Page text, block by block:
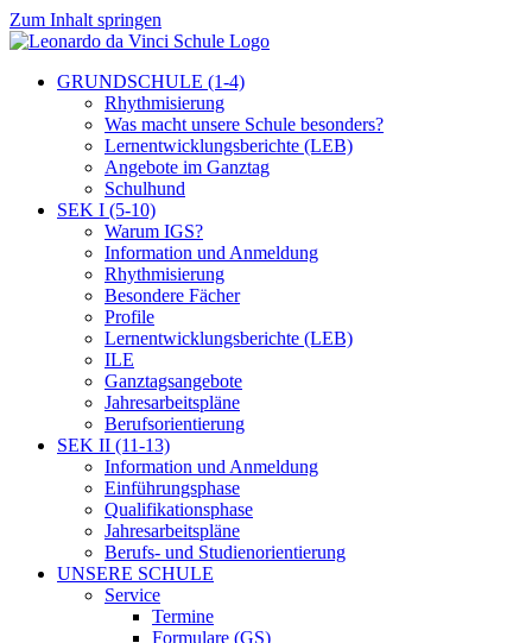
Zum Inhalt springen
GRUNDSCHULE (1-4)
Rhythmisierung
Was macht unsere Schule besonders?
Lernentwicklungsberichte (LEB)
Angebote im Ganztag
Schulhund
SEK I (5-10)
Warum IGS?
Information und Anmeldung
Rhythmisierung
Besondere Fächer
Profile
Lernentwicklungsberichte (LEB)
ILE
Ganztagsangebote
Jahresarbeitspläne
Berufsorientierung
SEK II (11-13)
Information und Anmeldung
Einführungsphase
Qualifikationsphase
Jahresarbeitspläne
Berufs- und Studienorientierung
UNSERE SCHULE
Service
Termine
Formulare (GS)